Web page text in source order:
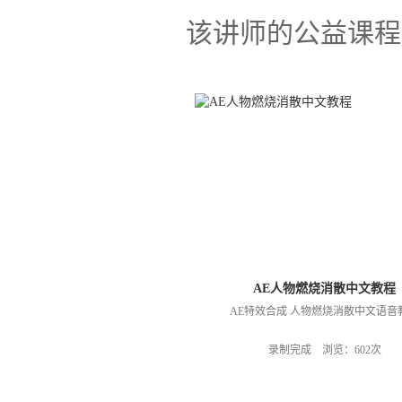
该讲师的公益课程
AE人物燃烧消散中文教程
AE特效合成 人物燃烧消散中文语音
录制完成 浏览：602次